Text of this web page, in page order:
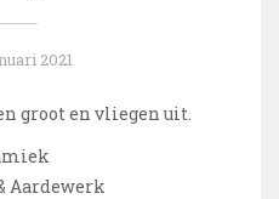
2021
groot en vliegen uit.
Aardewerk